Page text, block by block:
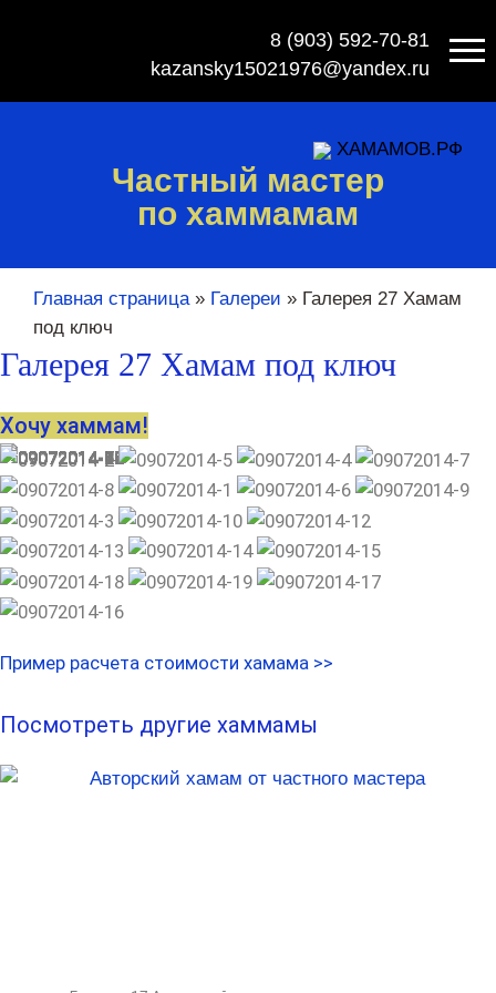
8 (903) 592-70-81
kazansky15021976@yandex.ru
ХАМАМОВ.РФ
Частный мастер
по хаммамам
Главная страница» Галереи » Галерея 27 Хамам
под ключ
Галерея 27 Хамам под ключ
Хочу хаммам!
Пример расчета стоимости хамама >>
Посмотреть другие хаммамы